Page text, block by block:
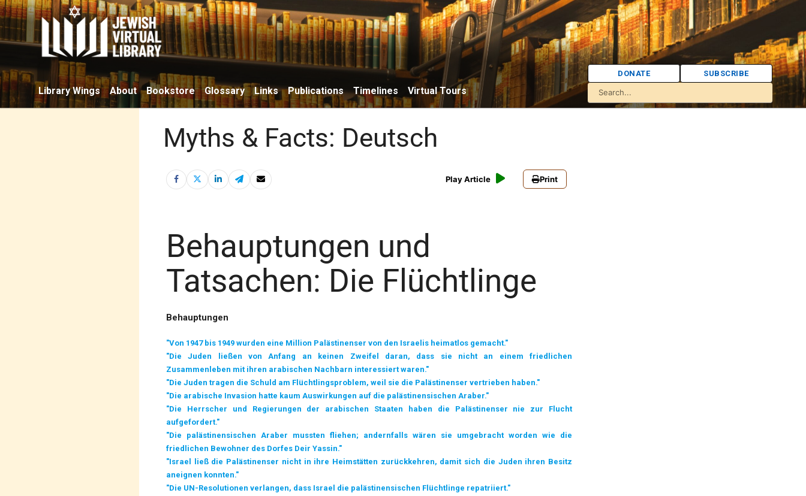
Library Wings About Bookstore Glossary Links Publications Timelines Virtual Tours
DONATE SUBSCRIBE
Myths & Facts: Deutsch
Play Article Print
Behauptungen und
Tatsachen: Die Flüchtlinge
Behauptungen
"Von 1947 bis 1949 wurden eine Million Palästinenser von den Israelis heimatlos gemacht."
"Die Juden ließen von Anfang an keinen Zweifel daran, dass sie nicht an einem friedlichen
Zusammenleben mit ihren arabischen Nachbarn interessiert waren."
"Die Juden tragen die Schuld am Flüchtlingsproblem, weil sie die Palästinenser vertrieben haben."
"Die arabische Invasion hatte kaum Auswirkungen auf die palästinensischen Araber."
"Die Herrscher und Regierungen der arabischen Staaten haben die Palästinenser nie zur Flucht
aufgefordert."
"Die palästinensischen Araber mussten fliehen; andernfalls wären sie umgebracht worden wie die
friedlichen Bewohner des Dorfes Deir Yassin."
"Israel ließ die Palästinenser nicht in ihre Heimstätten zurückkehren, damit sich die Juden ihren Besitz
aneignen konnten."
"Die UN-Resolutionen verlangen, dass Israel die palästinensischen Flüchtlinge repatriiert."